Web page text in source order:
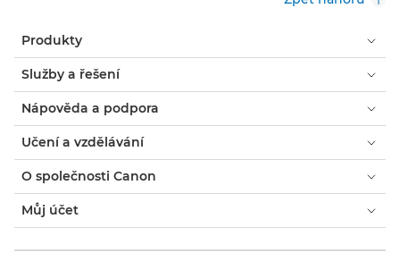
Produkty
Služby a řešení
Nápověda a podpora
Učení a vzdělávání
O společnosti Canon
Můj účet